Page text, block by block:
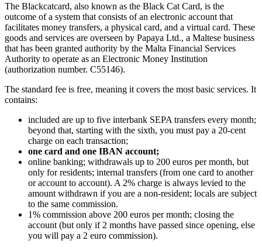
The Blackcatcard, also known as the Black Cat Card, is the
outcome of a system that consists of an electronic account that
facilitates money transfers, a physical card, and a virtual card. These
goods and services are overseen by Papaya Ltd., a Maltese business
that has been granted authority by the Malta Financial Services
Authority to operate as an Electronic Money Institution
(authorization number. C55146).
The standard fee is free, meaning it covers the most basic services. It
contains:
included are up to five interbank SEPA transfers every month;
beyond that, starting with the sixth, you must pay a 20-cent
charge on each transaction;
one card and one IBAN account;
online banking; withdrawals up to 200 euros per month, but
only for residents; internal transfers (from one card to another
or account to account). A 2% charge is always levied to the
amount withdrawn if you are a non-resident; locals are subject
to the same commission.
1% commission above 200 euros per month; closing the
account (but only if 2 months have passed since opening, else
you will pay a 2 euro commission).